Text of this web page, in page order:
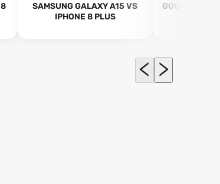
SAMSUNG GALAXY A15 VS
IPHONE 8 PLUS
GOOGLE